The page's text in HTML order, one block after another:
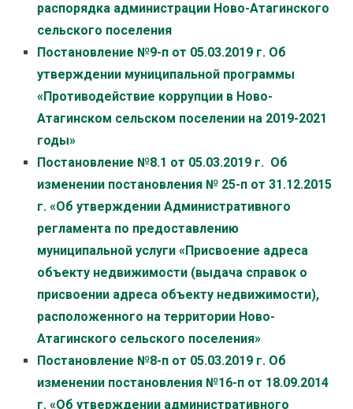
распорядка администрации Ново-Атагинского
сельского поселения
Постановление №9-п от 05.03.2019 г. Об
утверждении муниципальной программы
«Противодействие коррупции в Ново-
Атагинском сельском поселении на 2019-2021
годы»
Постановление №8.1 от 05.03.2019 г. Об
изменении постановления № 25-п от 31.12.2015
г. «Об утверждении Административного
регламента по предоставлению
муниципальной услуги «Присвоение адреса
объекту недвижимости (выдача справок о
присвоении адреса объекту недвижимости),
расположенного на территории Ново-
Атагинского сельского поселения»
Постановление №8-п от 05.03.2019 г. Об
изменении постановления №16-п от 18.09.2014
г. «Об утверждении административного